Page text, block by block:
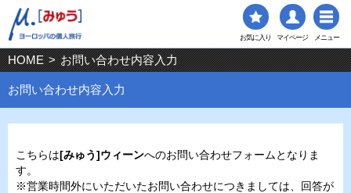
お気に入り マイページ メニュー
HOME > お問い合わせ内容入力
お問い合わせ内容入力
こちらは[みゅう]ウィーンへのお問い合わせフォームとなりま
す。
※営業時間外にいただいたお問い合わせにつきましては、回答が